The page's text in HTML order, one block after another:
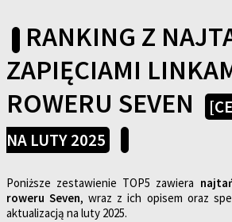
RANKING Z
ZAPIĘCIAMI
ROWERU SEVEN
NA LUTY 2025
Poniższe zestawienie TOP5 zawiera
roweru Seven, wraz z ich opisem oraz
aktualizacją na luty 2025.